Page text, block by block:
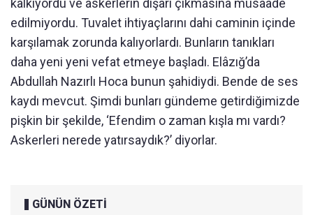
kalkıyordu ve askerlerin dışarı çıkmasına müsaade
edilmiyordu. Tuvalet ihtiyaçlarını dahi caminin içinde
karşılamak zorunda kalıyorlardı. Bunların tanıkları
daha yeni yeni vefat etmeye başladı. Elâzığ’da
Abdullah Nazırlı Hoca bunun şahidiydi. Bende de ses
kaydı mevcut. Şimdi bunları gündeme getirdiğimizde
pişkin bir şekilde, ‘Efendim o zaman kışla mı vardı?
Askerleri nerede yatırsaydık?’ diyorlar.
GÜNÜN ÖZETİ